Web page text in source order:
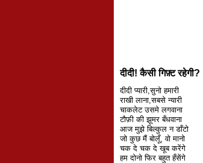
दीदी! कैसी गिफ़्ट रहेगी?
दीदी प्यारी,सुनो हमारी
राखी लाना,सबसे न्यारी
चाकलेट उसमे लगवाना
टौफ़ी की झूमर बँधवाना
आज मुझे बिल्कुल न डाँटो
जो कुछ मैं बोलूँ, वो मानो
चक दे चक दे खूब करेंगे
हम दोनो फिर बहुत हँसेंगे